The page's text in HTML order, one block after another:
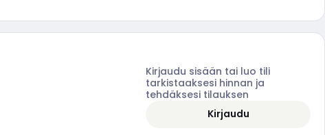
Kirjaudu sisään tai luo tili
tarkistaaksesi hinnan ja
tehdäksesi tilauksen
Kirjaudu